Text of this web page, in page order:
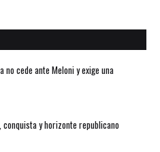
no cede ante Meloni y exige una
conquista y horizonte republicano